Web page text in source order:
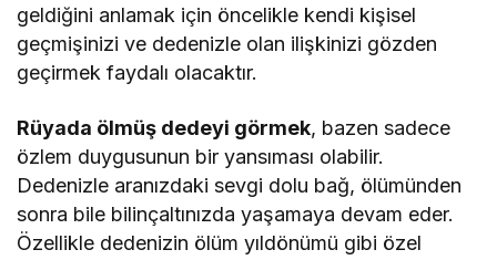
geldiğini anlamak için öncelikle kendi kişisel
geçmişinizi ve dedenizle olan ilişkinizi gözden
geçirmek faydalı olacaktır.
Rüyada ölmüş dedeyi görmek, bazen sadece
özlem duygusunun bir yansıması olabilir.
Dedenizle aranızdaki sevgi dolu bağ, ölümünden
sonra bile bilinçaltınızda yaşamaya devam eder.
Özellikle dedenizin ölüm yıldönümü gibi özel